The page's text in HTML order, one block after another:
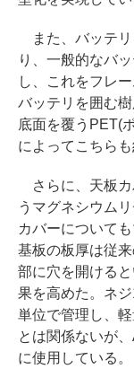
また、バッテリ
り、一般的なバ
し、これをフレ
バッテリを囲む
底面を覆うPET(
によってこちら
さらに、天板カ
うマグネシウム
カバーについて
基板の板厚は従
部に穴を開ける
果を高めた。ネ
単位で管理し、
とは関係ないが
に使用している。